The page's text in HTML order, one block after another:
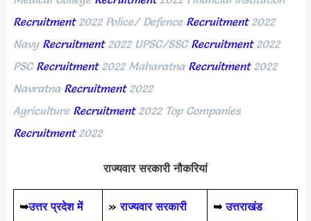
Recruitment 2022Police/ Defence Recruitment 2022
Navy Recruitment 2022UPSC/SSC Recruitment 2022
PSC Recruitment 2022 Maharatna Recruitment 2022
Navratna Recruitment 2022
Agriculture Recruitment 2022Top Companies
Recruitment2022
राज्यवार सरकारी नौकरियां
➥उत्तर प्रदेश में
»राज्यवार सरकारी
➥ उत्तराखंड